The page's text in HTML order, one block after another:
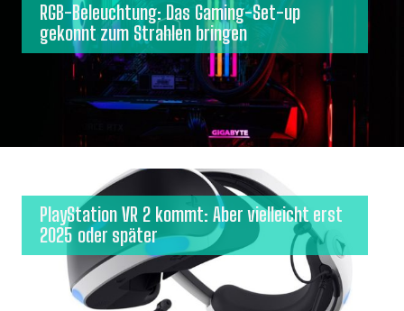
RGB-Beleuchtung: Das Gaming-Set-up
gekonnt zum Strahlen bringen
PlayStation VR 2 kommt: Aber vielleicht erst
2025 oder später